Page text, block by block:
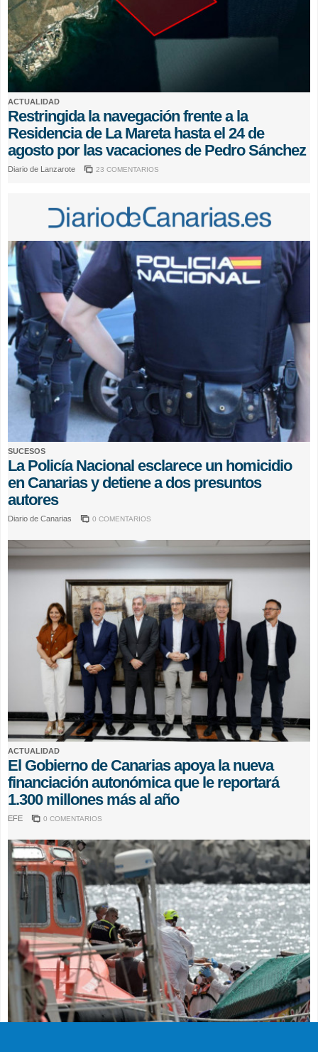
ACTUALIDAD
Restringida la navegación frente a la
Residencia de La Mareta hasta el 24 de
agosto por las vacaciones de Pedro Sánchez
Diario de Lanzarote 23 COMENTARIOS
SUCESOS
La Policía Nacional esclarece un homicidio
en Canarias y detiene a dos presuntos
autores
Diario de Canarias 0 COMENTARIOS
ACTUALIDAD
El Gobierno de Canarias apoya la nueva
financiación autonómica que le reportará
1.300 millones más al año
EFE 0 COMENTARIOS